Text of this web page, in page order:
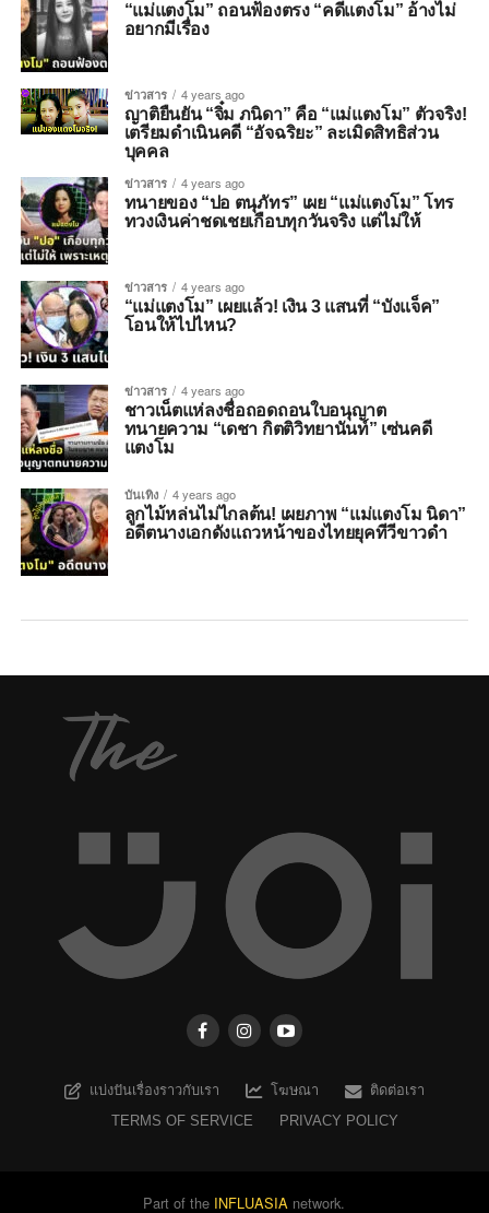
“แม่แตงโม” ถอนฟ้องตรง “คดีแตงโม” อ้างไม่
อยากมีเรื่อง
ข่าวสาร 4 years ago
ญาติยืนยัน “จิ๋ม ภนิดา” คือ “แม่แตงโม” ตัวจริง!
เตรียมดำเนินคดี “อัจฉริยะ” ละเมิดสิทธิส่วน
บุคคล
ข่าวสาร 4 years ago
ทนายของ “ปอ ตนุภัทร” เผย “แม่แตงโม” โทร
ทวงเงินค่าชดเชยเกือบทุกวันจริง แต่ไม่ให้
ข่าวสาร 4 years ago
“แม่แตงโม” เผยแล้ว! เงิน 3 แสนที่ “บังแจ็ค”
โอนให้ไปไหน?
ข่าวสาร 4 years ago
ชาวเน็ตแห่ลงชื่อถอดถอนใบอนุญาต
ทนายความ “เดชา กิตติวิทยานันท์” เซ่นคดี
แตงโม
บันเทิง 4 years ago
ลูกไม้หล่นไม่ไกลต้น! เผยภาพ “แม่แตงโม นิดา”
อดีตนางเอกดังแถวหน้าของไทยยุคทีวีขาวดำ
แบ่งปันเรื่องราวกับเรา โฆษณา
ติดต่อเรา
TERMS OF SERVICE
PRIVACY POLICY
Part of the INFLUASIA network.